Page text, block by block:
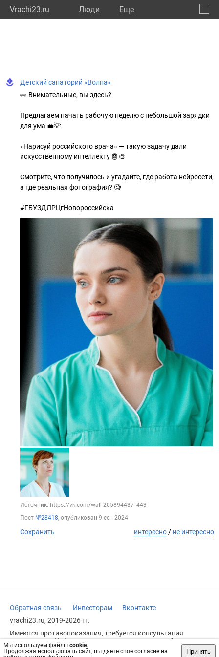
Vrachi23.ru Люди Eще
Мы используем файлы cookie.
Продолжая использовать сайт, вы даете свое согласие на
Принять
Детский санаторий «Волна»
👀 Внимательные, вы здесь?
Предлагаем начать рабочую неделю с небольшой зарядки
для ума 💼💡
«Нарисуй российского врача» — такую задачу дали
искусственному интеллекту 🤖🎨
Смотрите, что получилось и угадайте, где работа нейросети,
а где реальная фотография? 🧐
#ГБУЗДЛРЦгНовороссийска
Источник: https://vk.com/wall-205894437_443
Пост №28418, опубликован 9 сен 2024
Сохранить интересно / не интересно
Обратная связь Инвесторам
Вконтакте
vrachi23.ru, 2019-2026 гг.
Имеются противопоказания, требуется консультация
специалиста. Информация, представленная на сайте, не
может быть использована для постановки диагноза,